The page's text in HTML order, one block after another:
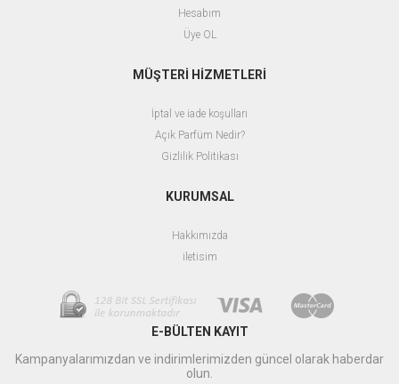
Hesabım
Üye OL
MÜŞTERİ HİZMETLERİ
İptal ve iade koşulları
Açık Parfüm Nedir?
Gizlilik Politikası
KURUMSAL
Hakkımızda
iletisim
E-BÜLTEN KAYIT
Kampanyalarımızdan ve indirimlerimizden güncel olarak haberdar
olun.